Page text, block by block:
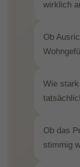
wirklich
Ob
Wie
Ob das
stimmig